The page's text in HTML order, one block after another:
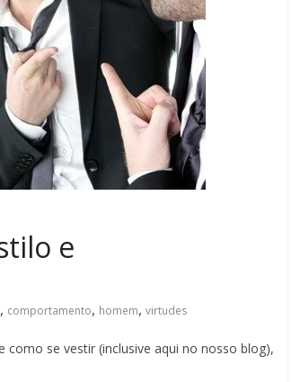
e
, comportamento, homem, virtudes
se vestir (inclusive aqui no nosso blog),